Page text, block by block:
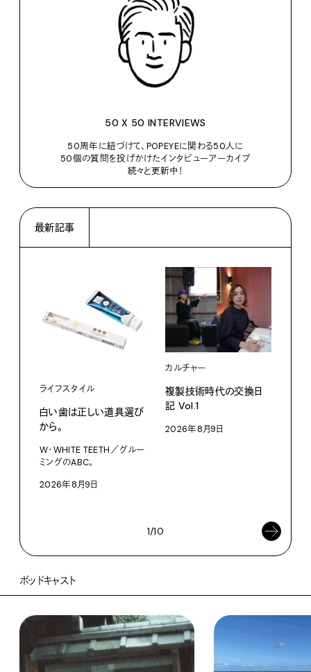
50 X 50 INTERVIEWS
50周年に紐づけて、POPEYEに関わる50人に
50個の質問を投げかけたインタビューアーカイブ
続々と更新中！
最新記事
ライフスタイル
白い歯は正しい道具選び
から。
W・WHITE TEETH／グルー
ミングのABC。
2026年8月9日
カルチャー
複製技術時代の交換日
記 Vol.1
2026年8月9日
1/10
ポッドキャスト